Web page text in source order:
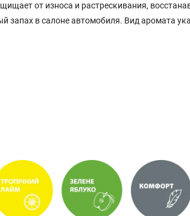
от износа и растрескивания,
запах в салоне автомобиля. Вид аромата